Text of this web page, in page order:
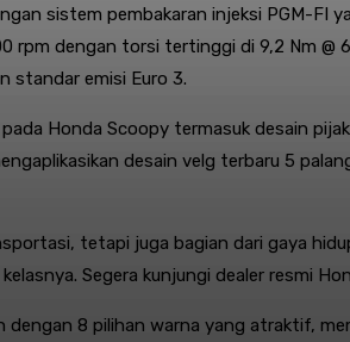
sistem pembakaran injeksi PGM-
rpm dengan torsi tertinggi di 9,2 Nm
standar emisi Euro 3.
Honda Scoopy termasuk desain
desain velg terbaru 5
tetapi juga bagian dari gaya
Segera kunjungi dealer resmi
dengan 8 pilihan warna yang atraktif,